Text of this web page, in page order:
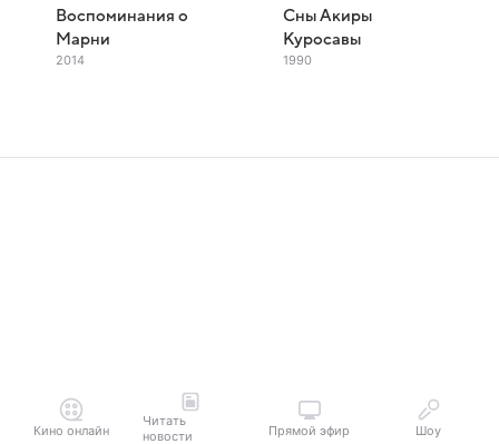
Воспоминания о
Марни
2014
Сны Акиры
Куросавы
1990
Кино онлайн
Читать
новости
Прямой эфир Шоу